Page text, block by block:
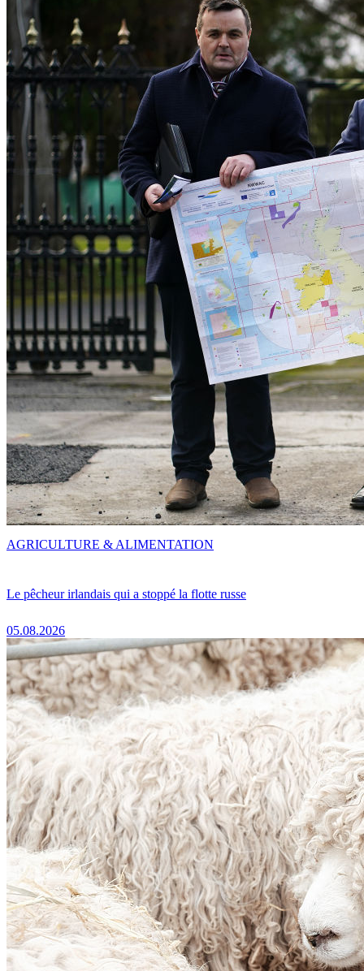
Le pêcheur irlandais qui a stoppé la flotte russe
05.08.2026
AGRICULTURE & ALIMENTATION